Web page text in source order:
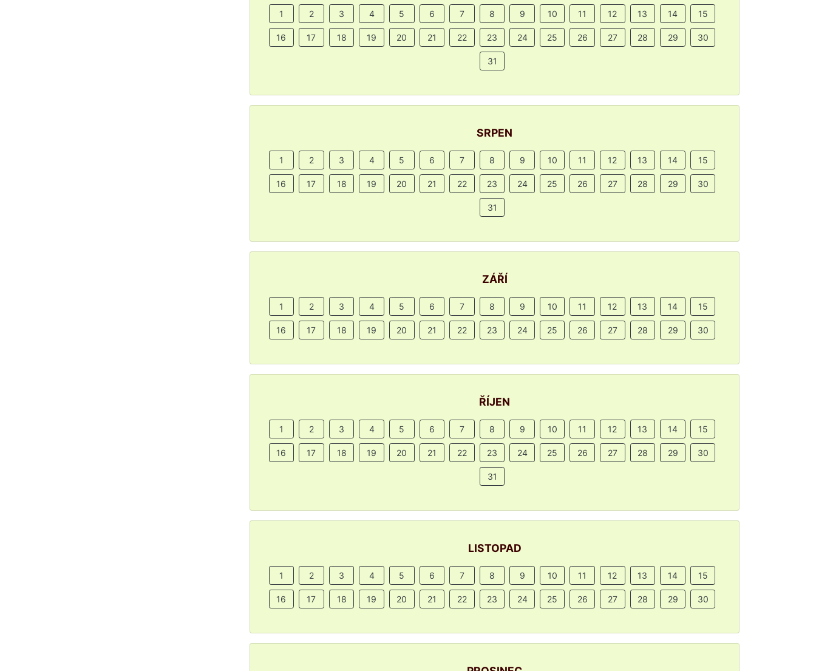
1 2 3 4 5 6 7 8 9 10 11 12 13 14 15
16 17 18 19 20 21 22 23 24 25 26 27 28 29 30
31
SRPEN
1 2 3 4 5 6 7 8 9 10 11 12 13 14 15
16 17 18 19 20 21 22 23 24 25 26 27 28 29 30
31
ZÁŘÍ
1 2 3 4 5 6 7 8 9 10 11 12 13 14 15
16 17 18 19 20 21 22 23 24 25 26 27 28 29 30
ŘÍJEN
1 2 3 4 5 6 7 8 9 10 11 12 13 14 15
16 17 18 19 20 21 22 23 24 25 26 27 28 29 30
31
LISTOPAD
1 2 3 4 5 6 7 8 9 10 11 12 13 14 15
16 17 18 19 20 21 22 23 24 25 26 27 28 29 30